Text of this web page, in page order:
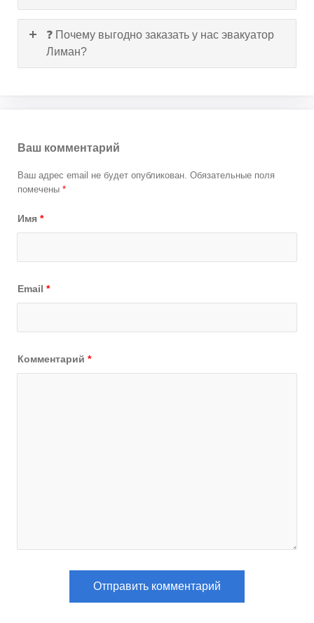
❓ Почему выгодно заказать у нас эвакуатор
Лиман?
Ваш комментарий
Ваш адрес email не будет опубликован. Обязательные поля
помечены *
Имя *
Email *
Комментарий *